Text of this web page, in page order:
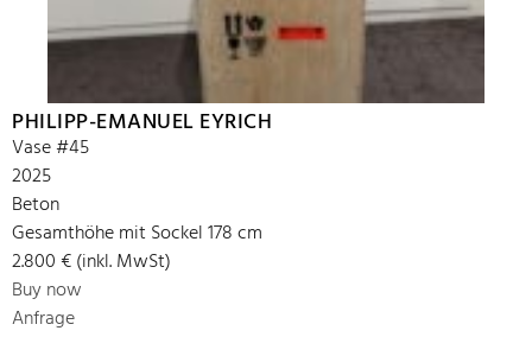
PHILIPP-EMANUEL EYRICH
Vase #45
2025
Beton
Gesamthöhe mit Sockel 178 cm
2.800 € (inkl. MwSt)
Buy now
Anfrage